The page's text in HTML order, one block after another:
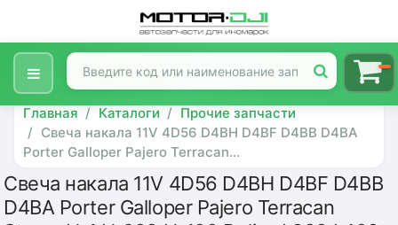
Главная Каталоги
Прочие запчасти
Свеча накала 11V 4D56 D4BH D4BF D4BB D4BA
Porter Galloper Pajero Terracan...
Свеча накала 11V 4D56 D4BH D4BF D4BB
D4BA Porter Galloper Pajero Terracan